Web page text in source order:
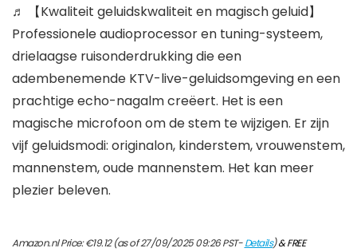
♬ 【Kwaliteit geluidskwaliteit en magisch geluid】
Professionele audioprocessor en tuning-systeem,
drielaagse ruisonderdrukking die een
adembenemende KTV-live-geluidsomgeving en een
prachtige echo-nagalm creëert. Het is een
magische microfoon om de stem te wijzigen. Er zijn
vijf geluidsmodi: originalon, kinderstem, vrouwenstem,
mannenstem, oude mannenstem. Het kan meer
plezier beleven.
Amazon.nl Price:€19.12(as of 27/09/2025 09:26 PST-Details)&FREE